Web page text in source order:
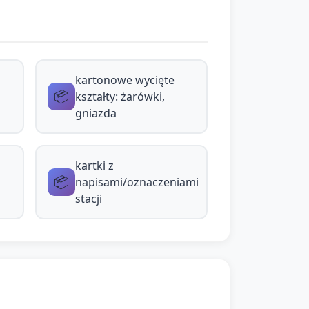
„gniazda” i „żarówki” (narysowane i
lub przypinają klamerki — ćwiczenie
„rozświetlenie” (ręce nad głową), jeśli
📦
kartonowe wycięte
kształty: żarówki,
gniazda
📦
kartki z
napisami/oznaczeniami
stacji